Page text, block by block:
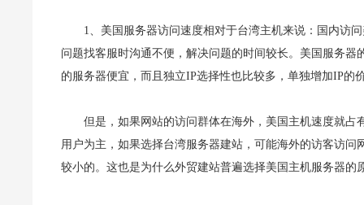
1、美国服务器访问速度相对于台湾主机来说：国内访
问题找客服时沟通不便，解决问题的时间较长。美国服务
的服务器便宜，而且独立IP选择性也比较多，单独增加IP的
但是，如果网站的访问群体在海外，美国主机速度就
用户为主，如果选择台湾服务器建站，可能海外的访客访
较小的。这也是为什么外贸建站普遍选择美国主机服务器的